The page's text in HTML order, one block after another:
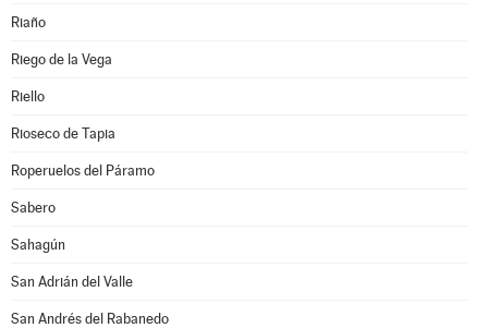
Riaño
Riego de la Vega
Riello
Rioseco de Tapia
Roperuelos del Páramo
Sabero
Sahagún
San Adrián del Valle
San Andrés del Rabanedo